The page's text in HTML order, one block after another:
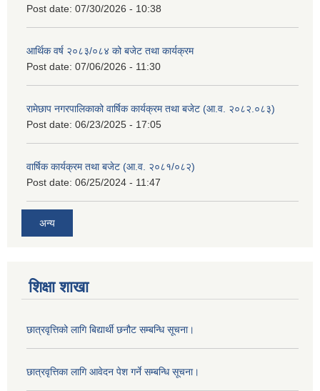
Post date: 07/30/2026 - 10:38
आर्थिक वर्ष २०८३/०८४ को बजेट तथा कार्यक्रम
Post date: 07/06/2026 - 11:30
रामेछाप नगरपालिकाको वार्षिक कार्यक्रम तथा बजेट (आ.व. २०८२.०८३)
Post date: 06/23/2025 - 17:05
वार्षिक कार्यक्रम तथा बजेट (आ.व. २०८१/०८२)
Post date: 06/25/2024 - 11:47
अन्य
शिक्षा शाखा
छात्रवृत्तिको लागि बिद्यार्थी छनौट सम्बन्धि सूचना।
छात्रवृत्तिका लागि आवेदन पेश गर्ने सम्बन्धि सूचना।